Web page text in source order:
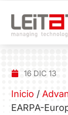
16 DIC 13
Inicio /
EARPA-